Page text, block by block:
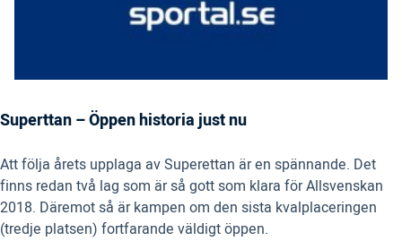
Superttan – Öppen historia just nu
Att följa årets upplaga av Superettan är en spännande. Det
finns redan två lag som är så gott som klara för Allsvenskan
2018. Däremot så är kampen om den sista kvalplaceringen
(tredje platsen) fortfarande väldigt öppen.